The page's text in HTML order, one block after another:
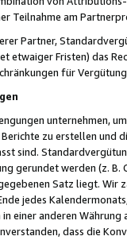
Teilnahme am
Partner,
etwaiger Fristen) das
für
unternehmen,
zu erstellen und
sind.
gerundet werden (z.
Satz liegt.
jedes
einer anderen
dass die